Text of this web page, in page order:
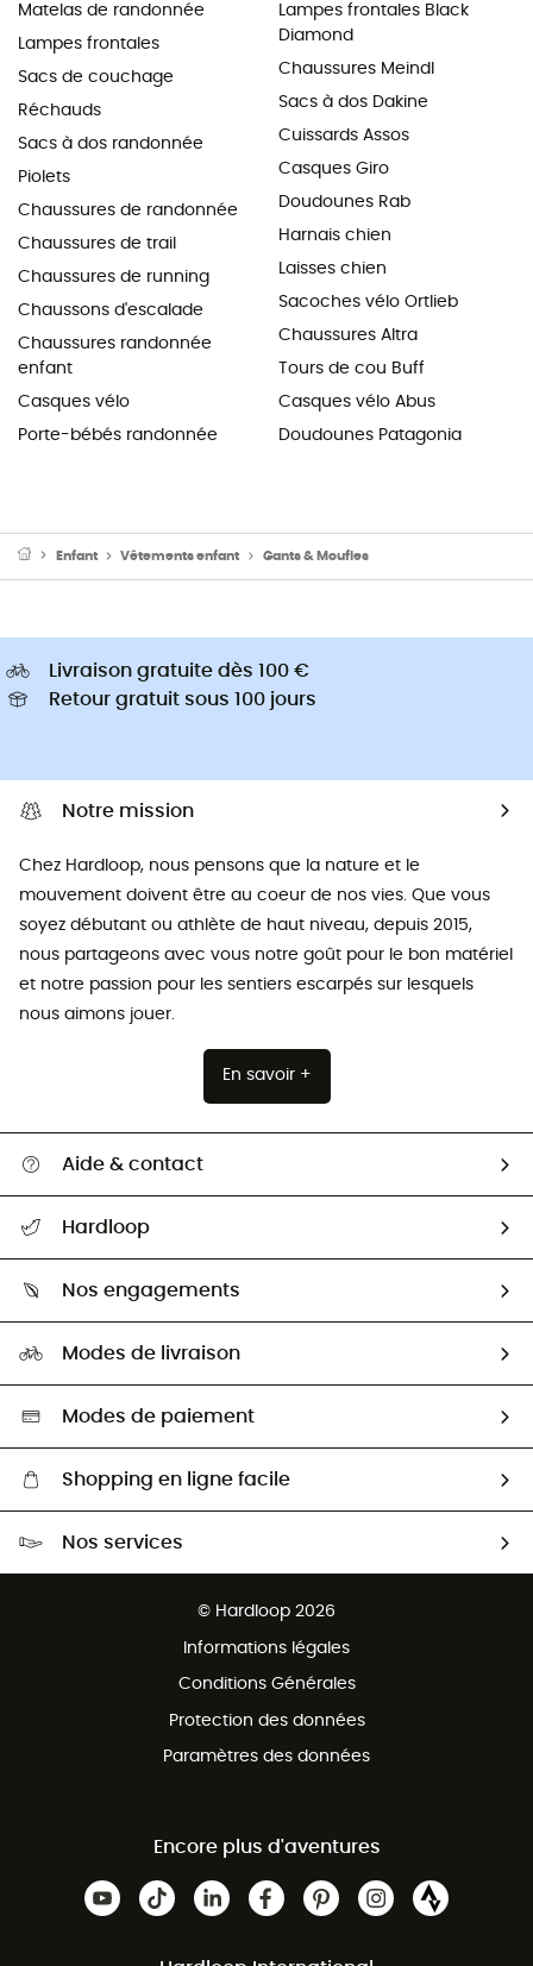
Matelas de randonnée
Lampes frontales
Sacs de couchage
Réchauds
Sacs à dos randonnée
Piolets
Chaussures de randonnée
Chaussures de trail
Chaussures de running
Chaussons d'escalade
Chaussures randonnée
enfant
Casques vélo
Porte-bébés randonnée
Lampes frontales Black
Diamond
Chaussures Meindl
Sacs à dos Dakine
Cuissards Assos
Casques Giro
Doudounes Rab
Harnais chien
Laisses chien
Sacoches vélo Ortlieb
Chaussures Altra
Tours de cou Buff
Casques vélo Abus
Doudounes Patagonia
Enfant Vêtements enfant Gants & Moufles
Livraison gratuite dès 100 €
Retour gratuit sous 100 jours
Notre mission
Chez Hardloop, nous pensons que la nature et le
mouvement doivent être au coeur de nos vies. Que vous
soyez débutant ou athlète de haut niveau, depuis 2015,
nous partageons avec vous notre goût pour le bon matériel
et notre passion pour les sentiers escarpés sur lesquels
nous aimons jouer.
En savoir +
Aide & contact
Retour & remboursement
Guide des tailles
Seconde Main
Aide & Contact
Hardloop
HardGuides
Nos engagements
Sélection éco-responsable
Modes de livraison
Modes de paiement
Shopping en ligne facile
Nos services
© Hardloop 2026
Informations légales
Conditions Générales
Protection des données
Paramètres des données
Encore plus d'aventures